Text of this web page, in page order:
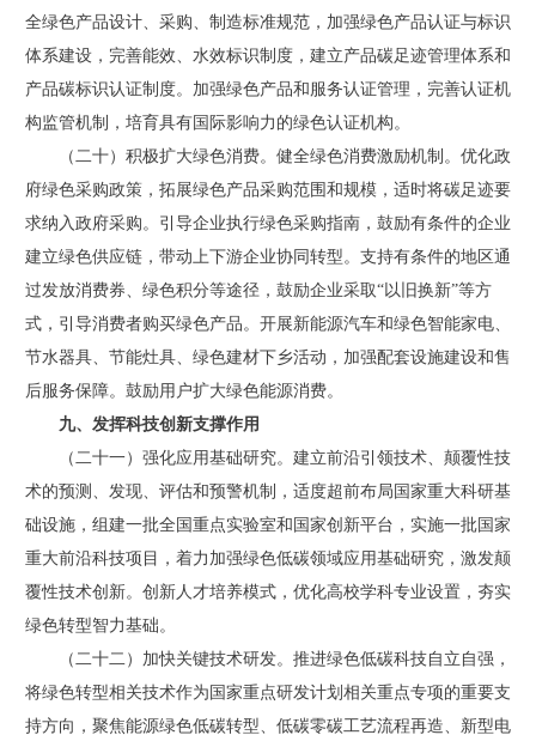
全绿色产品设计、采购、制造标准规范，加强绿色产品认证与标识
体系建设，完善能效、水效标识制度，建立产品碳足迹管理体系和
产品碳标识认证制度。加强绿色产品和服务认证管理，完善认证机
构监管机制，培育具有国际影响力的绿色认证机构。
（二十）积极扩大绿色消费。健全绿色消费激励机制。优化政
府绿色采购政策，拓展绿色产品采购范围和规模，适时将碳足迹要
求纳入政府采购。引导企业执行绿色采购指南，鼓励有条件的企业
建立绿色供应链，带动上下游企业协同转型。支持有条件的地区通
过发放消费券、绿色积分等途径，鼓励企业采取“以旧换新”等方
式，引导消费者购买绿色产品。开展新能源汽车和绿色智能家电、
节水器具、节能灶具、绿色建材下乡活动，加强配套设施建设和售
后服务保障。鼓励用户扩大绿色能源消费。
九、发挥科技创新支撑作用
（二十一）强化应用基础研究。建立前沿引领技术、颠覆性技
术的预测、发现、评估和预警机制，适度超前布局国家重大科研基
础设施，组建一批全国重点实验室和国家创新平台，实施一批国家
重大前沿科技项目，着力加强绿色低碳领域应用基础研究，激发颠
覆性技术创新。创新人才培养模式，优化高校学科专业设置，夯实
绿色转型智力基础。
（二十二）加快关键技术研发。推进绿色低碳科技自立自强，
将绿色转型相关技术作为国家重点研发计划相关重点专项的重要支
持方向，聚焦能源绿色低碳转型、低碳零碳工艺流程再造、新型电